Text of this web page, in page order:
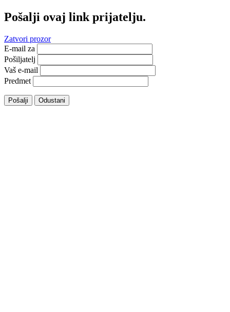
Pošalji ovaj link prijatelju.
Zatvori prozor
E-mail za
Pošiljatelj
Vaš e-mail
Predmet
Pošalji Odustani